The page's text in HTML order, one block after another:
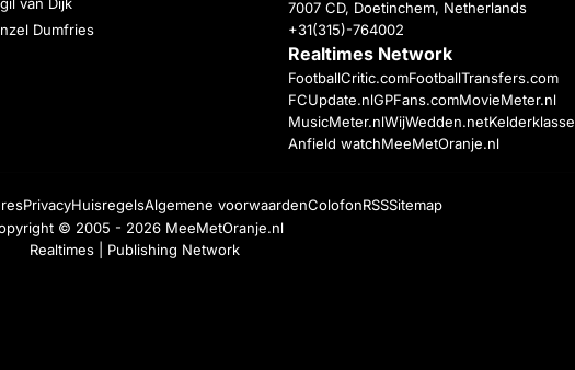
Dumfries
7007 CD, Doetinchem, Netherlands
+31(315)-764002
Realtimes Network
FootballCritic.comFootballTransfers.com
FCUpdate.nlGPFans.comMovieMeter.nl
MusicMeter.nlWijWedden.netKelderklasse
Anfield watchMeeMetOranje.nl
PrivacyHuisregelsAlgemene voorwaardenColofonRSSSitemap
© 2005 - 2026 MeeMetOranje.nl
Realtimes | Publishing Network